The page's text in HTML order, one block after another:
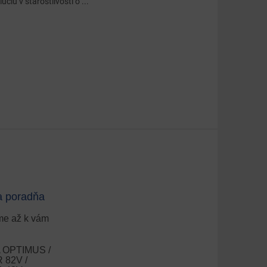
poradňa
až k vám
/
82V /